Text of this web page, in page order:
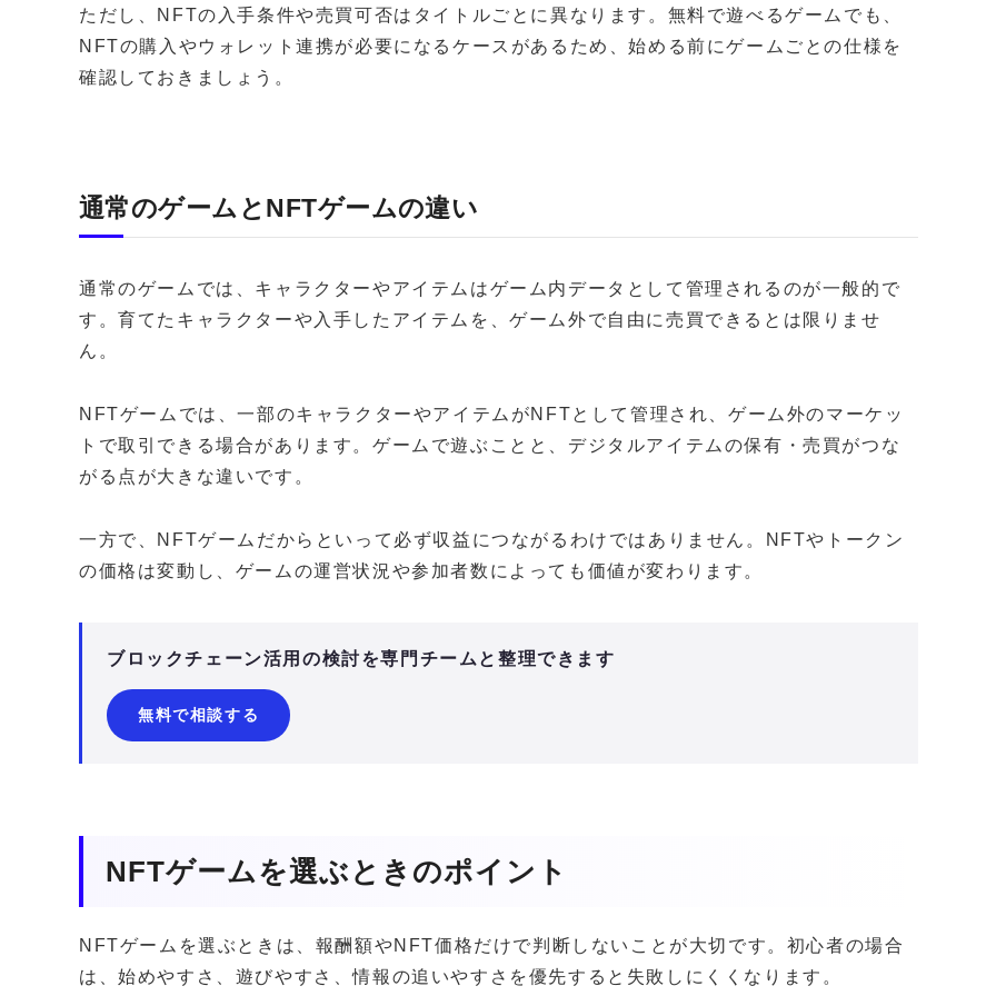
ただし、NFTの入手条件や売買可否はタイトルごとに異なります。無料で遊べるゲームでも、
NFTの購入やウォレット連携が必要になるケースがあるため、始める前にゲームごとの仕様を
確認しておきましょう。
通常のゲームとNFTゲームの違い
通常のゲームでは、キャラクターやアイテムはゲーム内データとして管理されるのが一般的で
す。育てたキャラクターや入手したアイテムを、ゲーム外で自由に売買できるとは限りませ
ん。
NFTゲームでは、一部のキャラクターやアイテムがNFTとして管理され、ゲーム外のマーケッ
トで取引できる場合があります。ゲームで遊ぶことと、デジタルアイテムの保有・売買がつな
がる点が大きな違いです。
一方で、NFTゲームだからといって必ず収益につながるわけではありません。NFTやトークン
の価格は変動し、ゲームの運営状況や参加者数によっても価値が変わります。
ブロックチェーン活用の検討を専門チームと整理できます
無料で相談する
NFTゲームを選ぶときのポイント
NFTゲームを選ぶときは、報酬額やNFT価格だけで判断しないことが大切です。初心者の場合
は、始めやすさ、遊びやすさ、情報の追いやすさを優先すると失敗しにくくなります。